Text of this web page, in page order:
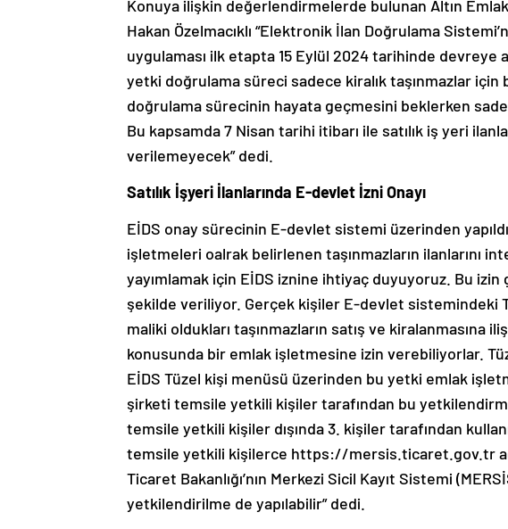
Konuya ilişkin değerlendirmelerde bulunan Altın
Hakan Özelmacıklı “Elektronik İlan Doğrulama
uygulaması ilk etapta 15 Eylül 2024 tarihinde devreye
yetki doğrulama süreci sadece kiralık taşınmazlar için
doğrulama sürecinin hayata geçmesini beklerken
Bu kapsamda 7 Nisan tarihi itibarı ile satılık iş yeri
verilemeyecek” dedi.
Satılık İşyeri İlanlarında E-devlet İzni Onayı
EİDS onay sürecinin E-devlet sistemi üzerinden
işletmeleri oalrak belirlenen taşınmazların ilanlarını
yayımlamak için EİDS iznine ihtiyaç duyuyoruz. Bu
şekilde veriliyor. Gerçek kişiler E-devlet sistemindeki
maliki oldukları taşınmazların satış ve
konusunda bir emlak işletmesine izin verebiliyorlar.
EİDS Tüzel kişi menüsü üzerinden bu yetki emlak
şirketi temsile yetkili kişiler tarafından bu
temsile yetkili kişiler dışında 3. kişiler tarafından
temsile yetkili kişilerce https://mersis.ticaret.gov.tr
Ticaret Bakanlığı’nın Merkezi Sicil Kayıt Sistemi
yetkilendirilme de yapılabilir” dedi.